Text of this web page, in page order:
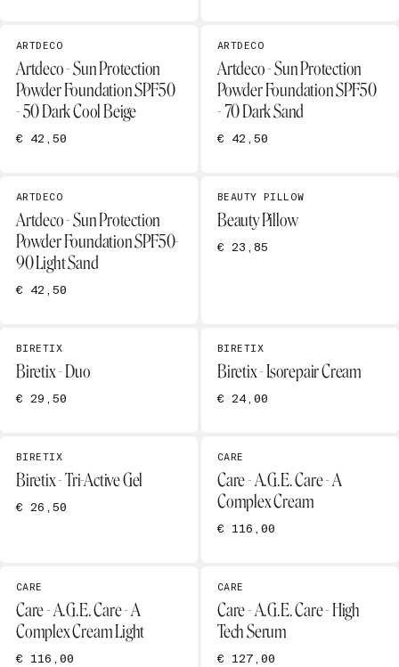
ARTDECO
Artdeco - Sun Protection
Powder Foundation SPF50
- 50 Dark Cool Beige
€ 42,50
ARTDECO
Artdeco - Sun Protection
Powder Foundation SPF50
- 70 Dark Sand
€ 42,50
ARTDECO
Artdeco - Sun Protection
Powder Foundation SPF50-
90 Light Sand
€ 42,50
BEAUTY PILLOW
Beauty Pillow
€ 23,85
BIRETIX
Biretix - Duo
€ 29,50
BIRETIX
Biretix - Isorepair Cream
€ 24,00
BIRETIX
Biretix - Tri-Active Gel
€ 26,50
CARE
Care - A.G.E. Care - A
Complex Cream
€ 116,00
CARE
Care - A.G.E. Care - A
Complex Cream Light
€ 116,00
CARE
Care - A.G.E. Care - High
Tech Serum
€ 127,00